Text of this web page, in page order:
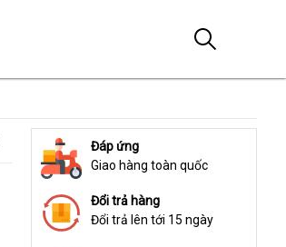
Đáp ứng
Giao hàng toàn quốc
Đổi trả hàng
Đổi trả lên tới 15 ngày